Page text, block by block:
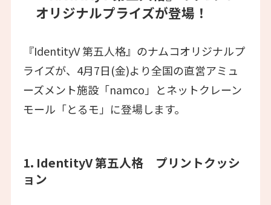
オリジナルプライズが登場！
『IdentityV 第五人格』のナムコオリジナルプ
ライズが、4月7日(金)より全国の直営アミュ
ーズメント施設「namco」とネットクレーン
モール「とるモ」に登場します。
1. IdentityV 第五人格 プリントクッシ
ョン